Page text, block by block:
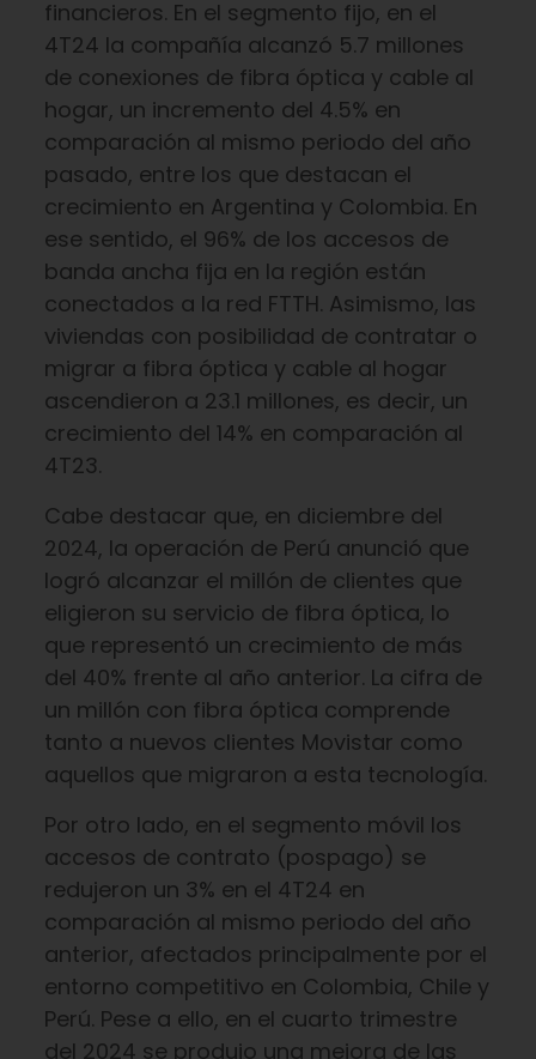
financieros. En el segmento fijo, en el
4T24 la compañía alcanzó 5.7 millones
de conexiones de fibra óptica y cable al
hogar, un incremento del 4.5% en
comparación al mismo periodo del año
pasado, entre los que destacan el
crecimiento en Argentina y Colombia. En
ese sentido, el 96% de los accesos de
banda ancha fija en la región están
conectados a la red FTTH. Asimismo, las
viviendas con posibilidad de contratar o
migrar a fibra óptica y cable al hogar
ascendieron a 23.1 millones, es decir, un
crecimiento del 14% en comparación al
4T23.
Cabe destacar que, en diciembre del
2024, la operación de Perú anunció que
logró alcanzar el millón de clientes que
eligieron su servicio de fibra óptica, lo
que representó un crecimiento de más
del 40% frente al año anterior. La cifra de
un millón con fibra óptica comprende
tanto a nuevos clientes Movistar como
aquellos que migraron a esta tecnología.
Por otro lado, en el segmento móvil los
accesos de contrato (pospago) se
redujeron un 3% en el 4T24 en
comparación al mismo periodo del año
anterior, afectados principalmente por el
entorno competitivo en Colombia, Chile y
Perú. Pese a ello, en el cuarto trimestre
del 2024 se produjo una mejora de las